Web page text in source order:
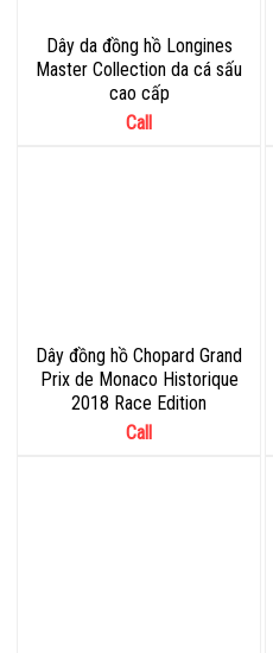
Dây da đồng hồ Longines
Master Collection da cá sấu
cao cấp
Call
Dây đồng hồ Chopard Grand
Prix de Monaco Historique
2018 Race Edition
Call